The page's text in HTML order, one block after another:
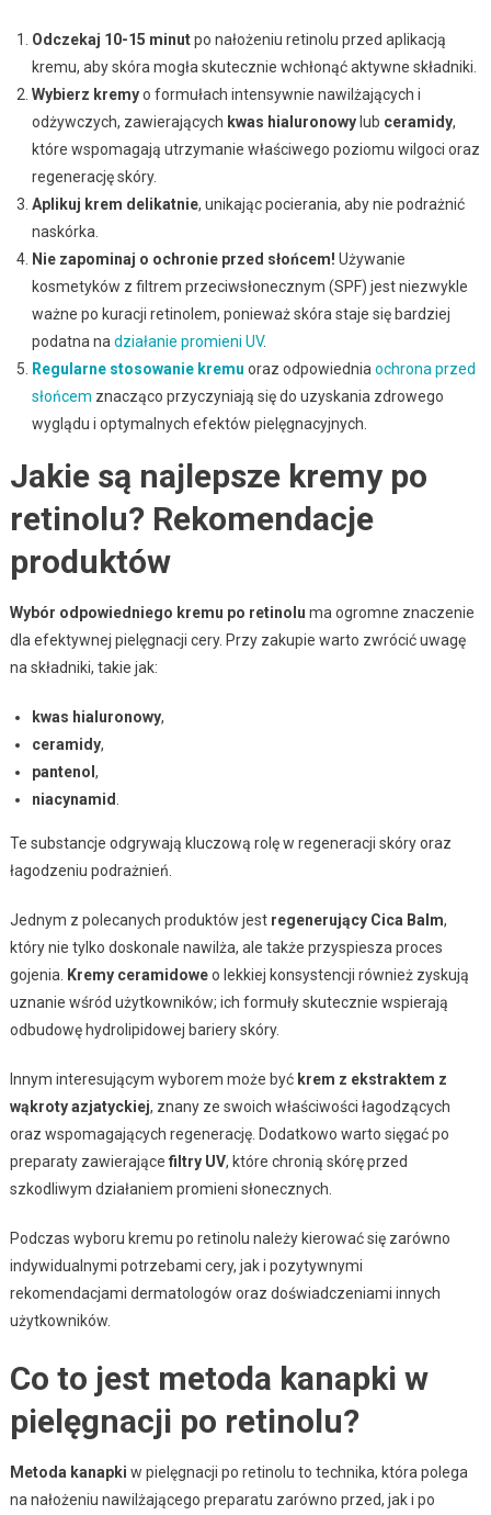
Odczekaj 10-15 minutpo nałożeniu retinolu przed aplikacją
kremu, aby skóra mogła skutecznie wchłonąć aktywne składniki.
Wybierz kremyo formułach intensywnie nawilżających i
odżywczych, zawierających kwas hialuronowylub ceramidy,
które wspomagają utrzymanie właściwego poziomu wilgoci oraz
regenerację skóry.
Aplikuj krem delikatnie, unikając pocierania, aby nie podrażnić
naskórka.
Nie zapominaj o ochronie przed słońcem! Używanie
kosmetyków z filtrem przeciwsłonecznym (SPF) jest niezwykle
ważne po kuracji retinolem, ponieważ skóra staje się bardziej
podatna na działanie promieni UV.
Regularne stosowanie kremu oraz odpowiednia ochrona przed
słońcem znacząco przyczyniają się do uzyskania zdrowego
wyglądu i optymalnych efektów pielęgnacyjnych.
Jakie są najlepsze kremy po
retinolu? Rekomendacje
produktów
Wybór odpowiedniego kremu po retinolu ma ogromne znaczenie
dla efektywnej pielęgnacji cery. Przy zakupie warto zwrócić uwagę
na składniki, takie jak:
kwas hialuronowy,
ceramidy,
pantenol ,
niacynamid
Te substancje odgrywają kluczową rolę w regeneracji skóry oraz
łagodzeniu podrażnień.
Jednym z polecanych produktów jest regenerujący Cica Balm,
który nie tylko doskonale nawilża, ale także przyspiesza proces
gojenia.
Kremy ceramidoweo lekkiej konsystencji również zyskują
uznanie wśród użytkowników; ich formuły skutecznie wspierają
odbudowę hydrolipidowej bariery skóry.
Innym interesującym wyborem może być krem z ekstraktem z
wąkroty azjatyckiej, znany ze swoich właściwości łagodzących
oraz wspomagających regenerację. Dodatkowo warto sięgać po
preparaty zawierające filtry UV, które chronią skórę przed
szkodliwym działaniem promieni słonecznych.
Podczas wyboru kremu po retinolu należy kierować się zarówno
indywidualnymi potrzebami cery, jak i pozytywnymi
rekomendacjami dermatologów oraz doświadczeniami innych
użytkowników.
Co to jest metoda kanapki w
pielęgnacji po retinolu?
Metoda kanapki w pielęgnacji po retinolu to technika, która polega
na nałożeniu nawilżającego preparatu zarówno przed, jak i po